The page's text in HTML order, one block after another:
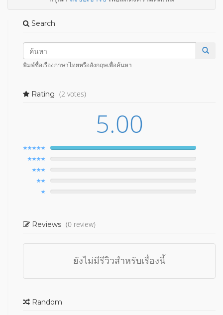
Search
พิมพ์ชื่อเรื่องภาษาไทยหรืออังกฤษเพื่อค้นหา
Rating (2 votes)
5.00
Reviews (0 review)
ยังไม่มีรีวิวสำหรับเรื่องนี้
Random